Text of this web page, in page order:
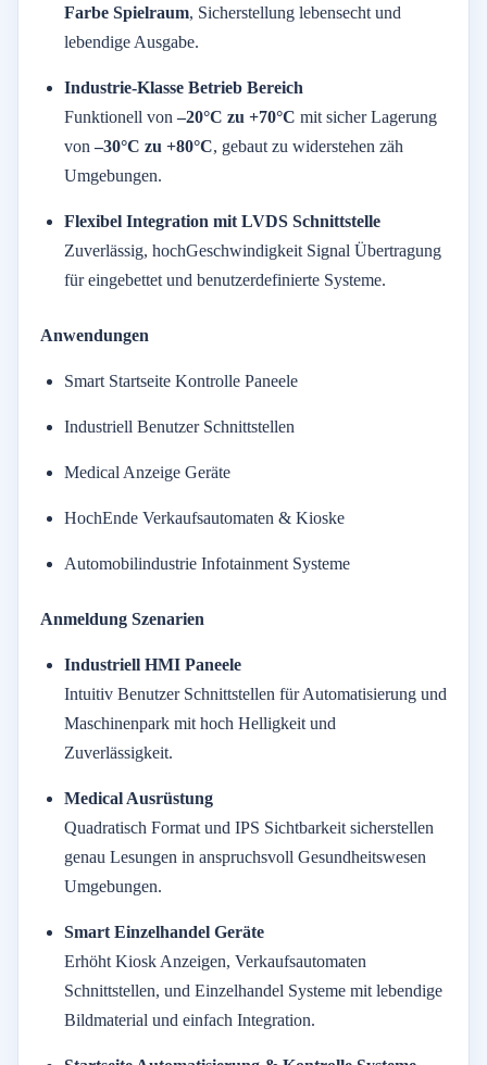
Farbe Spielraum, Sicherstellung lebensecht und
lebendige Ausgabe.
Industrie-Klasse Betrieb Bereich
Funktionell von–20°C zu +70°C mit sicherLagerung
von–30°C zu +80°C, gebaut zu widerstehen zäh
Umgebungen.
Flexibel Integration mit LVDS Schnittstelle
Zuverlässig, hochGeschwindigkeit Signal Übertragung
füreingebettet und benutzerdefinierte Systeme.
Anwendungen
Smart Startseite Kontrolle Paneele
Industriell Benutzer Schnittstellen
Medical Anzeige Geräte
HochEnde Verkaufsautomaten & Kioske
Automobilindustrie Infotainment Systeme
Anmeldung Szenarien
Industriell HMI Paneele
Intuitiv Benutzer Schnittstellen fürAutomatisierung und
Maschinenpark mit hoch Helligkeit und
Zuverlässigkeit.
Medical Ausrüstung
Quadratisch Format und IPS Sichtbarkeit sicherstellen
genau Lesungen in anspruchsvoll Gesundheitswesen
Umgebungen.
Smart Einzelhandel Geräte
Erhöht Kiosk Anzeigen, Verkaufsautomaten
Schnittstellen, und Einzelhandel Systeme mit lebendige
Bildmaterial und einfach Integration.